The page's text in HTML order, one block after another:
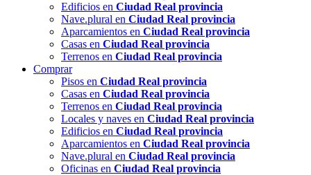
Edificios en Ciudad Real provincia
Nave.plural en Ciudad Real provincia
Aparcamientos en Ciudad Real provincia
Casas en Ciudad Real provincia
Terrenos en Ciudad Real provincia
Comprar
Pisos en Ciudad Real provincia
Casas en Ciudad Real provincia
Terrenos en Ciudad Real provincia
Locales y naves en Ciudad Real provincia
Edificios en Ciudad Real provincia
Aparcamientos en Ciudad Real provincia
Nave.plural en Ciudad Real provincia
Oficinas en Ciudad Real provincia